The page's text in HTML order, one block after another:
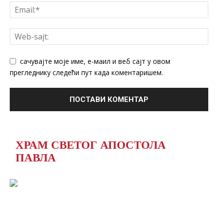
сачувајте моје име, е-маил и веб сајт у овом
прегледнику следећи пут када коментаришем.
ХРАМ СВЕТОГ АПОСТОЛА
ПАВЛА